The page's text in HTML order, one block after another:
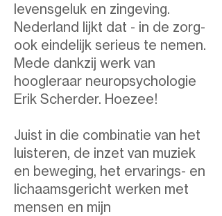
levensgeluk en zingeving.
Nederland lijkt dat - in de zorg-
ook eindelijk serieus te nemen.
Mede dankzij werk van
hoogleraar neuropsychologie
Erik Scherder. Hoezee!
Juist in die combinatie van het
luisteren, de inzet van muziek
en beweging, het ervarings- en
lichaamsgericht werken met
mensen en mijn